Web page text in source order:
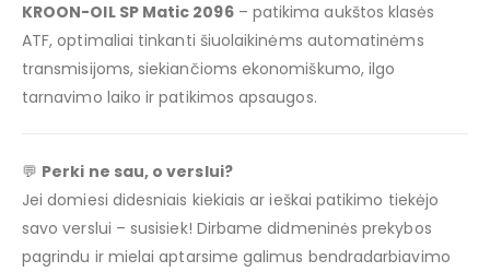
KROON-OIL SP Matic 2096– patikima aukštos klasės
ATF, optimaliai tinkanti šiuolaikinėms automatinėms
transmisijoms, siekiančioms ekonomiškumo, ilgo
tarnavimo laiko ir patikimos apsaugos.
💬 Perki ne sau, o verslui?
Jei domiesi didesniais kiekiais ar ieškai patikimo tiekėjo
savo verslui – susisiek! Dirbame didmeninės prekybos
pagrindu ir mielai aptarsime galimus bendradarbiavimo